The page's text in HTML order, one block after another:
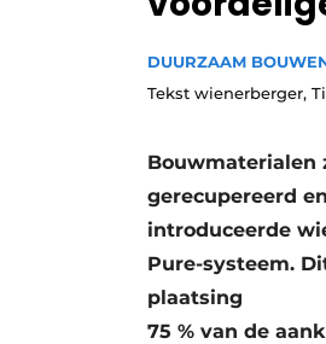
Vacature
Vacatures
Video’s
Aanmelden
Bedrijven
Bedrijven
Contact
DUURZAAM
Tekst wienerberger,
Bouwmaterialen
gerecupereerd
introduceerde
Pure-systeem.
plaatsing
75 % van de